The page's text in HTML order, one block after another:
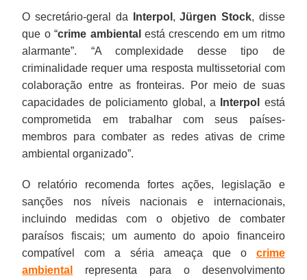
O secretário-geral da Interpol ,Jürgen Stock, disse
que o “crime ambiental está crescendo em um ritmo
alarmante”. “A complexidade desse tipo de
criminalidade requer uma resposta multissetorial com
colaboração entre as fronteiras. Por meio de suas
capacidades de policiamento global, a
Interpol
está
comprometida em trabalhar com seus países-
membros para combater as redes ativas de crime
ambiental organizado”.
O relatório recomenda fortes ações, legislação e
sanções nos níveis nacionais e internacionais,
incluindo medidas com o objetivo de combater
paraísos fiscais; um aumento do apoio financeiro
compatível com a séria ameaça que o crime
ambiental
representa para o desenvolvimento